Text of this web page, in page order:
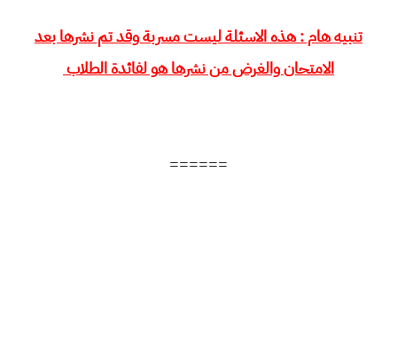
تنبيه هام : هذه الاسئلة ليست مسربة وقد تم نشرها بعد
الامتحان والغرض من نشرها هو لفائدة الطلاب
======